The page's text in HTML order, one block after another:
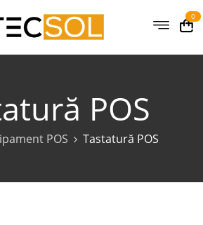
0
POS
POS Tastatură POS